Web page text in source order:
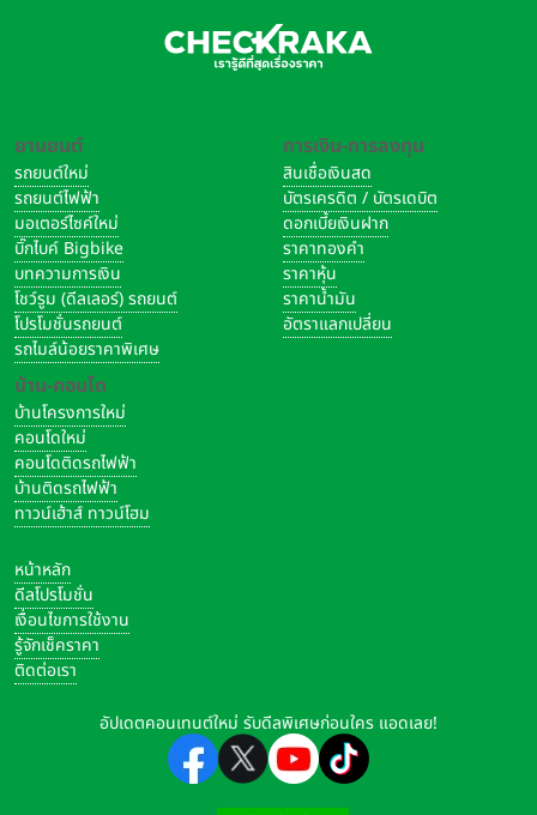
ยานยนต์
รถยนต์ใหม่
รถยนต์ไฟฟ้า
มอเตอร์ไซค์ใหม่
บิ๊กไบค์ Bigbike
บทความการเงิน
โชว์รูม (ดีลเลอร์) รถยนต์
โปรโมชั่นรถยนต์
รถไมล์น้อยราคาพิเศษ
บ้าน-คอนโด
บ้านโครงการใหม่
คอนโดใหม่
คอนโดติดรถไฟฟ้า
บ้านติดรถไฟฟ้า
ทาวน์เฮ้าส์ ทาวน์โฮม
การเงิน-การลงทุน
สินเชื่อเงินสด
บัตรเครดิต / บัตรเดบิต
ดอกเบี้ยเงินฝาก
ราคาทองคำ
ราคาหุ้น
ราคาน้ำมัน
อัตราแลกเปลี่ยน
หน้าหลัก
ดีลโปรโมชั่น
เงื่อนไขการใช้งาน
รู้จักเช็คราคา
ติดต่อเรา
อัปเดตคอนเทนต์ใหม่ รับดีลพิเศษก่อนใคร แอดเลย!